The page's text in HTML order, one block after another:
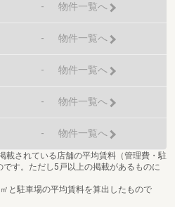
- 物件一覧へ
- 物件一覧へ
- 物件一覧へ
- 物件一覧へ
- 物件一覧へ
載されている店舗の平均賃料（管理費・駐
す。ただし5戸以上の掲載があるものに
と駐車場の平均賃料を算出したもので